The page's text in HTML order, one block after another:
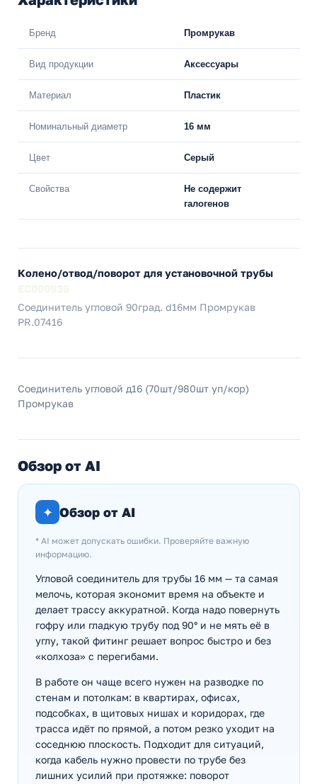
Бренд Промрукав
Вид продукции Аксессуары
Материал Пластик
Номинальный диаметр 16 мм
Цвет Серый
Свойства
Не содержит
галогенов
Колено/отвод/поворот для установочной трубы
Соединитель угловой 90град. d16мм Промрукав
PR.07416
Соединитель угловой д16 (70шт/980шт уп/кор)
Промрукав
Обзор от AI
✦ Обзор от AI
* AI может допускать ошибки. Проверяйте важную
информацию.
Угловой соединитель для трубы 16 мм — та самая
мелочь, которая экономит время на объекте и
делает трассу аккуратной. Когда надо повернуть
гофру или гладкую трубу под 90° и не мять её в
углу, такой фитинг решает вопрос быстро и без
«колхоза» с перегибами.
В работе он чаще всего нужен на разводке по
стенам и потолкам: в квартирах, офисах,
подсобках, в щитовых нишах и коридорах, где
трасса идёт по прямой, а потом резко уходит на
соседнюю плоскость. Подходит для ситуаций,
когда кабель нужно провести по трубе без
лишних усилий при протяжке: поворот